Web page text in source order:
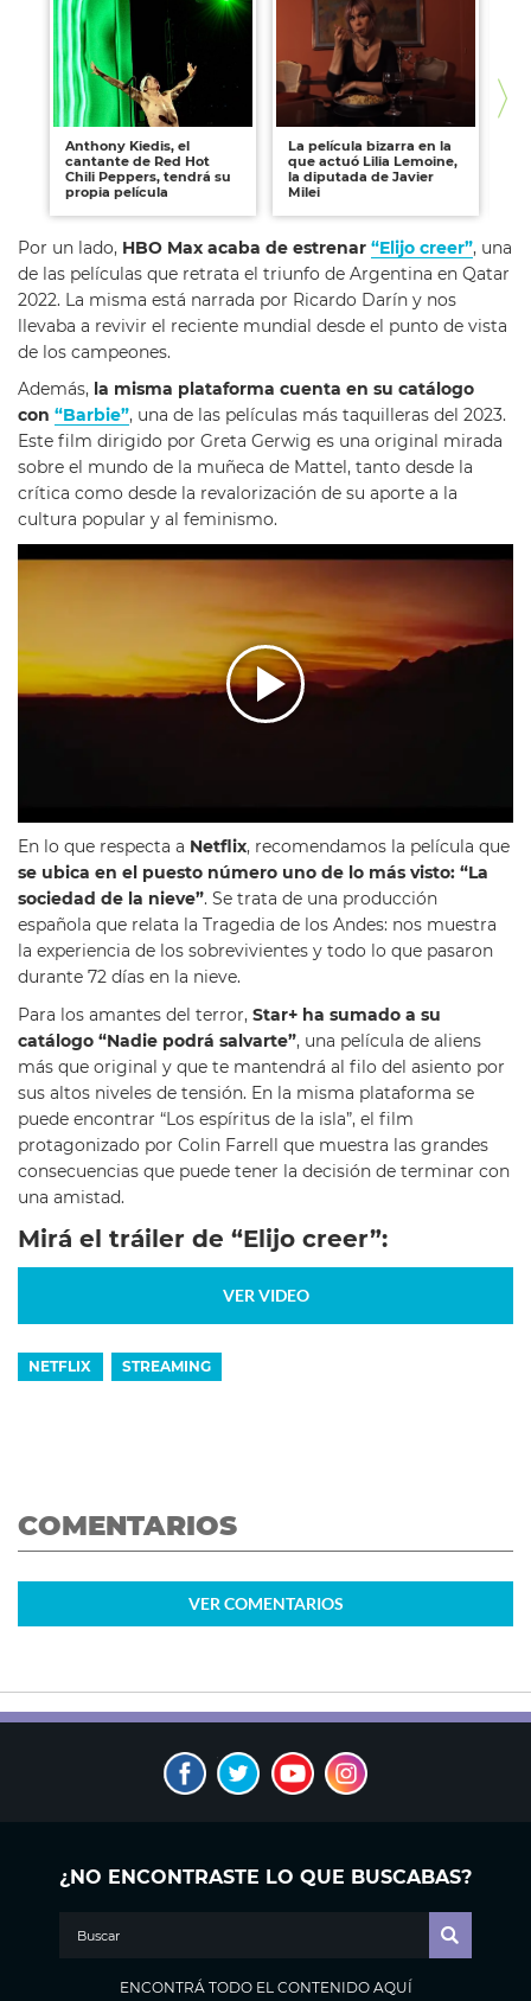
Anthony Kiedis, el
cantante de Red Hot
Chili Peppers, tendrá su
propia película
La película bizarra en la
que actuó Lilia Lemoine,
la diputada de Javier
Milei
Por un lado, HBO Max acaba de estrenar “Elijo creer”, una
de las películas que retrata el triunfo de Argentina en Qatar
2022. La misma está narrada por Ricardo Darín y nos
llevaba a revivir el reciente mundial desde el punto de vista
de los campeones.
Además, la misma plataforma cuenta en su catálogo
con “Barbie”, una de las películas más taquilleras del 2023.
Este film dirigido por Greta Gerwig es una original mirada
sobre el mundo de la muñeca de Mattel, tanto desde la
crítica como desde la revalorización de su aporte a la
cultura popular y al feminismo.
En lo que respecta a Netflix, recomendamos la película que
se ubica en el puesto número uno de lo más visto: “La
sociedad de la nieve”. Se trata de una producción
española que relata la Tragedia de los Andes: nos muestra
la experiencia de los sobrevivientes y todo lo que pasaron
durante 72 días en la nieve.
Para los amantes del terror, Star+ ha sumado a su
catálogo “Nadie podrá salvarte”, una película de aliens
más que original y que te mantendrá al filo del asiento por
sus altos niveles de tensión. En la misma plataforma se
puede encontrar “Los espíritus de la isla”, el film
protagonizado por Colin Farrell que muestra las grandes
consecuencias que puede tener la decisión de terminar con
una amistad.
Mirá el tráiler de “Elijo creer”:
VER VIDEO
NETFLIX STREAMING
COMENTARIOS
VER COMENTARIOS
¿NO ENCONTRASTE LO QUE BUSCABAS?
ENCONTRÁ TODO EL CONTENIDO AQUÍ